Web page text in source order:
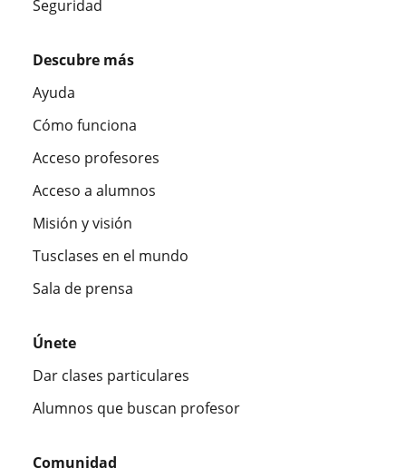
Seguridad
Descubre más
Ayuda
Cómo funciona
Acceso profesores
Acceso a alumnos
Misión y visión
Tusclases en el mundo
Sala de prensa
Únete
Dar clases particulares
Alumnos que buscan profesor
Comunidad